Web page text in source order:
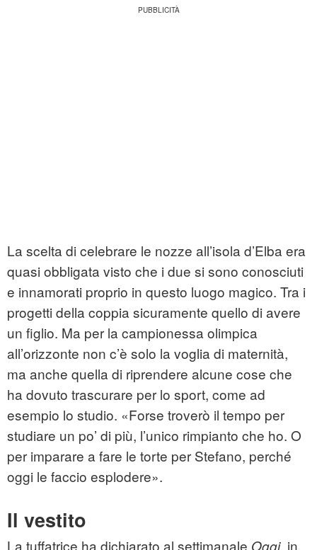
La scelta di celebrare le nozze all’isola d’Elba era
quasi obbligata visto che i due si sono conosciuti
e innamorati proprio in questo luogo magico. Tra i
progetti della coppia sicuramente quello di avere
un figlio. Ma per la campionessa olimpica
all’orizzonte non c’è solo la voglia di maternità,
ma anche quella di riprendere alcune cose che
ha dovuto trascurare per lo sport, come ad
esempio lo studio. «Forse troverò il tempo per
studiare un po’ di più, l’unico rimpianto che ho. O
per imparare a fare le torte per Stefano, perché
oggi le faccio esplodere».
Il vestito
La tuffatrice ha dichiarato al settimanale Oggi, in